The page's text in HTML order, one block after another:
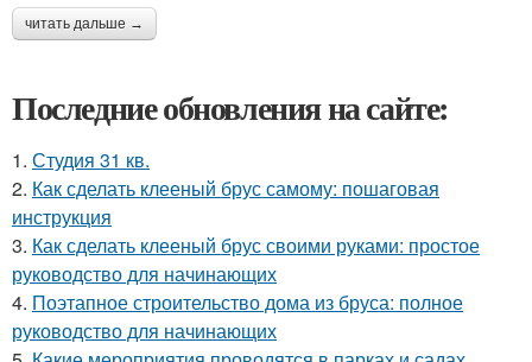
читать дальше →
Последние обновления на сайте:
1. Студия 31 кв.
2. Как сделать клееный брус самому: пошаговая
инструкция
3. Как сделать клееный брус своими руками: простое
руководство для начинающих
4. Поэтапное строительство дома из бруса: полное
руководство для начинающих